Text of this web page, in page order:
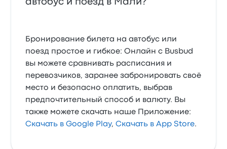
автобус и поезд в Мали?
Бронирование билета на автобус или
поезд простое и гибкое: Онлайн с Busbud
вы можете сравнивать расписания и
перевозчиков, заранее забронировать своё
место и безопасно оплатить, выбрав
предпочтительный способ и валюту. Вы
также можете скачать наше Приложение:
Скачать в Google Play,Скачать в App Store.